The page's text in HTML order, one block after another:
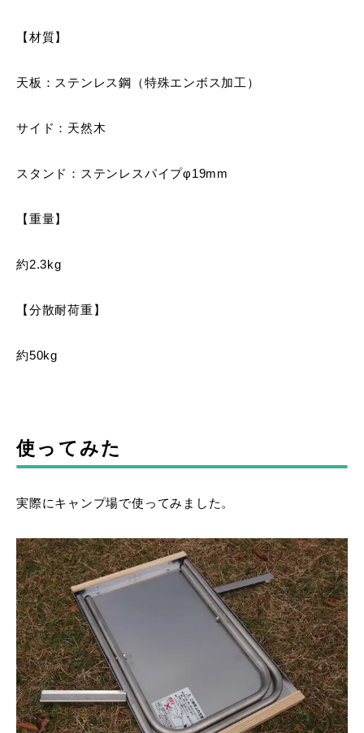
【材質】
天板：ステンレス鋼（特殊エンボス加工）
サイド：天然木
スタンド：ステンレスパイプφ19mm
【重量】
約2.3kg
【分散耐荷重】
約50kg
使ってみた
実際にキャンプ場で使ってみました。